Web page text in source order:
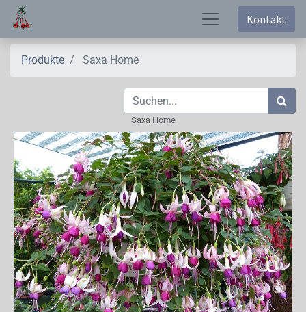
Kontakt
Produkte Saxa Home
Saxa Home